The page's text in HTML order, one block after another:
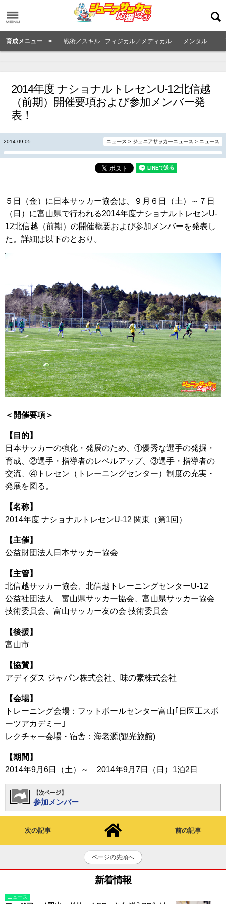
育成メニュー > 戦術／スキル フィジカル／メディカル メンタル
2014年度 ナショナルトレセンU-12北信越
（前期）開催要項および参加メンバー発
表！
2014.09.05 ニュース > ジュニアサッカーニュース > ニュース
５日（金）に日本サッカー協会は、９月６日（土）～７日
（日）に富山県で行われる2014年度ナショナルトレセンU-
12北信越（前期）の開催概要および参加メンバーを発表し
た。詳細は以下のとおり。
＜開催要項＞
【目的】
日本サッカーの強化・発展のため、①優秀な選手の発掘・
育成、②選手・指導者のレベルアップ、③選手・指導者の
交流、④トレセン（トレーニングセンター）制度の充実・
発展を図る。
【名称】
2014年度 ナショナルトレセンU-12 関東（第1回）
【主催】
公益財団法人日本サッカー協会
【主管】
北信越サッカー協会、北信越トレーニングセンターU-12
公益社団法人 富山県サッカー協会、富山県サッカー協会
技術委員会、富山サッカー友の会 技術委員会
【後援】
富山市
【協賛】
アディダス ジャパン株式会社、味の素株式会社
【会場】
トレーニング会場：フットボールセンター富山｢日医工スポ
ーツアカデミー｣
レクチャー会場・宿舎：海老源(観光旅館)
【期間】
2014年9月6日（土）～ 2014年9月7日（日）1泊2日
【次ページ】
参加メンバー
次の記事 前の記事
ページの先頭へ
新着情報
ニュース